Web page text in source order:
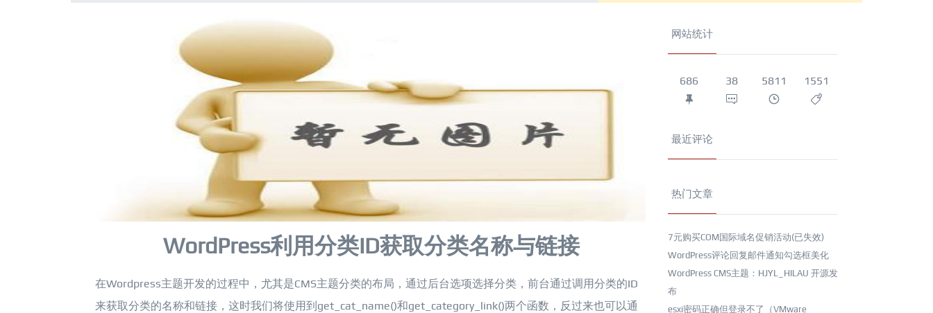
WordPress利用分类ID获取分类名称与链接
在Wordpress主题开发的过程中，尤其是CMS主题分类的布局，通过后台选项选择分类，前台通过调用分类的ID
来获取分类的名称和链接，这时我们将使用到get_cat_name()和get_category_link()两个函数，反过来也可以通
网站统计
686 38 5811 1551
最近评论
热门文章
7元购买COM国际域名促销活动(已失效)
WordPress评论回复邮件通知勾选框美化
WordPress CMS主题：HJYL_HILAU 开源发
布
esxi密码正确但登录不了（VMware